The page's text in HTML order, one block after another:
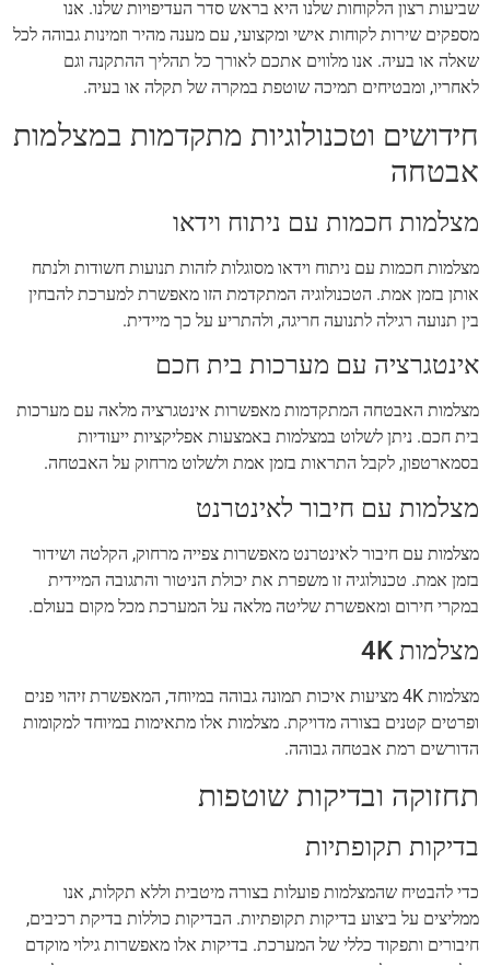
שביעות רצון הלקוחות שלנו היא בראש סדר העדיפויות שלנו. אנו
מספקים שירות לקוחות אישי ומקצועי, עם מענה מהיר וזמינות גבוהה לכל
שאלה או בעיה. אנו מלווים אתכם לאורך כל תהליך ההתקנה וגם
לאחריו, ומבטיחים תמיכה שוטפת במקרה של תקלה או בעיה.
חידושים וטכנולוגיות מתקדמות במצלמות
אבטחה
מצלמות חכמות עם ניתוח וידאו
מצלמות חכמות עם ניתוח וידאו מסוגלות לזהות תנועות חשודות ולנתח
אותן בזמן אמת. הטכנולוגיה המתקדמת הזו מאפשרת למערכת להבחין
בין תנועה רגילה לתנועה חריגה, ולהתריע על כך מיידית.
אינטגרציה עם מערכות בית חכם
מצלמות האבטחה המתקדמות מאפשרות אינטגרציה מלאה עם מערכות
בית חכם. ניתן לשלוט במצלמות באמצעות אפליקציות ייעודיות
בסמארטפון, לקבל התראות בזמן אמת ולשלוט מרחוק על האבטחה.
מצלמות עם חיבור לאינטרנט
מצלמות עם חיבור לאינטרנט מאפשרות צפייה מרחוק, הקלטה ושידור
בזמן אמת. טכנולוגיה זו משפרת את יכולת הניטור והתגובה המיידית
במקרי חירום ומאפשרת שליטה מלאה על המערכת מכל מקום בעולם.
מצלמות 4K
מצלמות 4K מציעות איכות תמונה גבוהה במיוחד, המאפשרת זיהוי פנים
ופרטים קטנים בצורה מדויקת. מצלמות אלו מתאימות במיוחד למקומות
הדורשים רמת אבטחה גבוהה.
תחזוקה ובדיקות שוטפות
בדיקות תקופתיות
כדי להבטיח שהמצלמות פועלות בצורה מיטבית וללא תקלות, אנו
ממליצים על ביצוע בדיקות תקופתיות. הבדיקות כוללות בדיקת רכיבים,
חיבורים ותפקוד כללי של המערכת. בדיקות אלו מאפשרות גילוי מוקדם